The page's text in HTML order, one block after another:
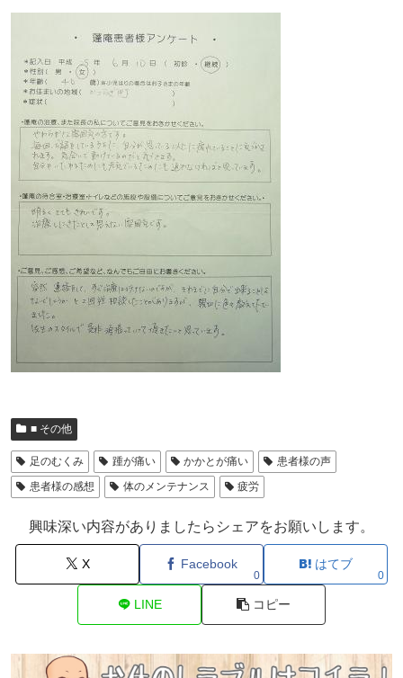
■ その他
足のむくみ 踵が痛い かかとが痛い
患者様の声
患者様の感想
体のメンテナンス 疲労
興味深い内容がありましたらシェアをお願いします。
X Facebook
0
はてブ
0
LINE コピー